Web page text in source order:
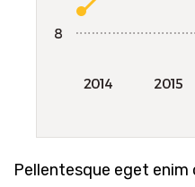
Pellentesque eget enim